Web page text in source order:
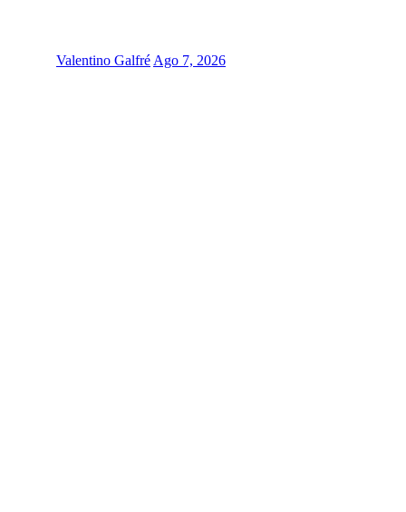
Valentino Galfré Ago 7, 2026